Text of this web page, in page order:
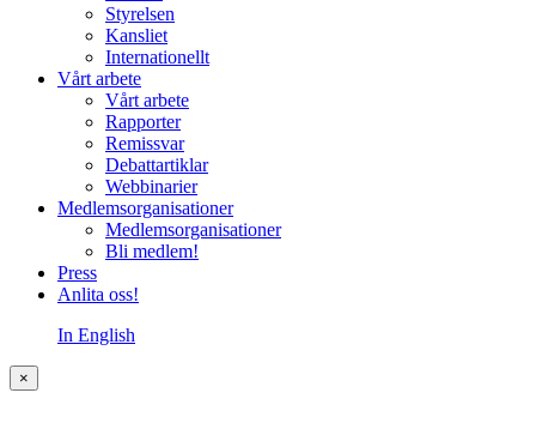
Styrelsen
Kansliet
Internationellt
Vårt arbete
Vårt arbete
Rapporter
Remissvar
Debattartiklar
Webbinarier
Medlemsorganisationer
Medlemsorganisationer
Bli medlem!
Press
Anlita oss!
In English
×